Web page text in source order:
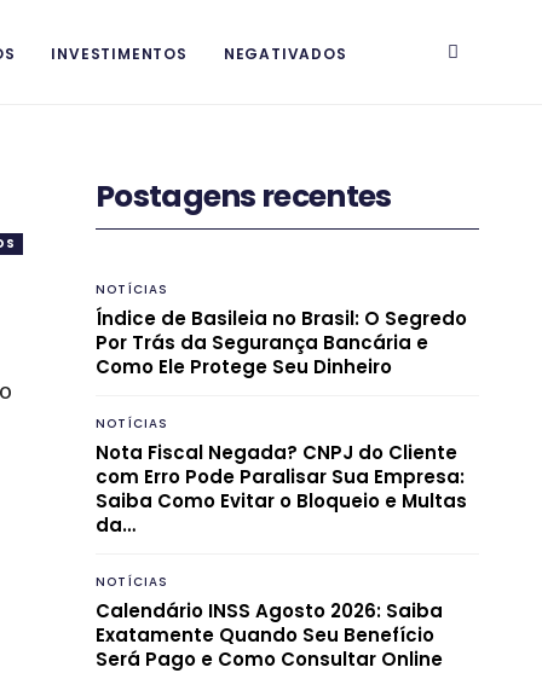
INVESTIMENTOS NEGATIVADOS
Postagens recentes
NOTÍCIAS
Índice de Basileia no Brasil: O Segredo
Por Trás da Segurança Bancária e
Como Ele Protege Seu Dinheiro
NOTÍCIAS
Nota Fiscal Negada? CNPJ do Cliente
com Erro Pode Paralisar Sua Empresa:
Saiba Como Evitar o Bloqueio e Multas
da…
NOTÍCIAS
Calendário INSS Agosto 2026: Saiba
Exatamente Quando Seu Benefício
Será Pago e Como Consultar Online